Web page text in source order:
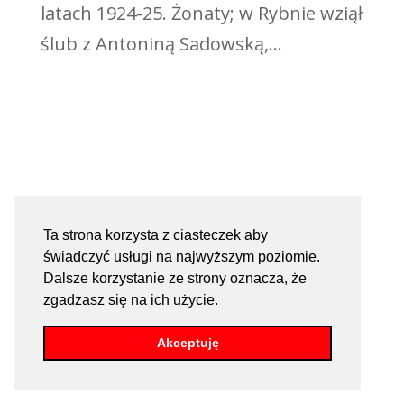
Ta strona korzysta z ciasteczek aby
świadczyć usługi na najwyższym poziomie.
Dalsze korzystanie ze strony oznacza, że
zgadzasz się na ich użycie.
Akceptuję
latach 1924-25. Żonaty; w Rybnie wziął
ślub z Antoniną Sadowską,...